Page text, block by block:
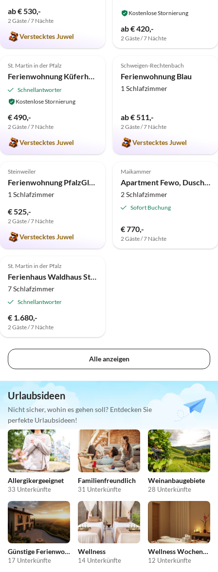
ab € 530,-
2 Gäste / 7 Nächte
Verstecktes Juwel
Kostenlose Stornierung
ab € 420,-
2 Gäste / 7 Nächte
5.0 (3)
St. Martin in der Pfalz
Ferienwohnung Küferhof St. Martin
Schnellantworter
Kostenlose Stornierung
€ 490,-
2 Gäste / 7 Nächte
Verstecktes Juwel
5.0 (2)
Schweigen-Rechtenbach
Ferienwohnung Blau
1 Schlafzimmer
ab € 511,-
2 Gäste / 7 Nächte
Verstecktes Juwel
5.0 (1)
Steinweiler
Ferienwohnung PfalzGlück zierlich
1 Schlafzimmer
€ 525,-
2 Gäste / 7 Nächte
Verstecktes Juwel
Maikammer
Apartment Fewo, Dusche, WC, Nichtraucher
2 Schlafzimmer
Sofort Buchung
€ 770,-
2 Gäste / 7 Nächte
Top-Inserat
St. Martin in der Pfalz
Ferienhaus Waldhaus St. Martin
7 Schlafzimmer
Schnellantworter
€ 1.680,-
2 Gäste / 7 Nächte
Alle anzeigen
Urlaubsideen
Nicht sicher, wohin es gehen soll? Entdecken Sie
perfekte Urlaubsideen!
Allergikergeeignet
33 Unterkünfte
Familienfreundlich
31 Unterkünfte
Weinanbaugebiete
28 Unterkünfte
Günstige Ferienwohnungen
17 Unterkünfte
Wellness
14 Unterkünfte
Wellness Wochenende
12 Unterkünfte